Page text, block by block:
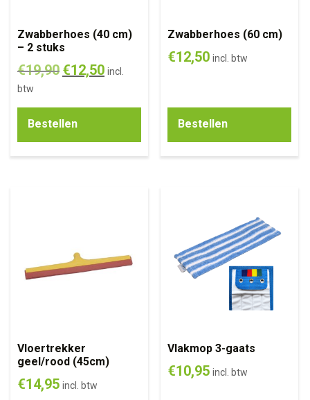
Zwabberhoes (40 cm)
– 2 stuks
€19,90 €12,50 incl.
btw
Bestellen
Zwabberhoes (60 cm)
€12,50 incl. btw
Bestellen
Vloertrekker
geel/rood (45cm)
€14,95 incl. btw
Vlakmop 3-gaats
€10,95 incl. btw